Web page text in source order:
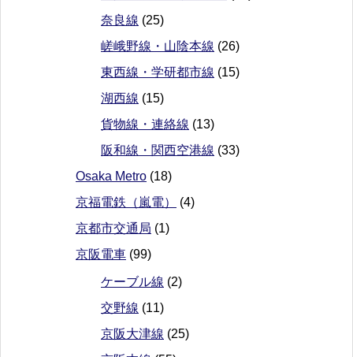
奈良線 (25)
嵯峨野線・山陰本線 (26)
東西線・学研都市線 (15)
湖西線 (15)
貨物線・連絡線 (13)
阪和線・関西空港線 (33)
Osaka Metro (18)
京福電鉄（嵐電）
(4)
京都市交通局 (1)
京阪電車 (99)
ケーブル線 (2)
交野線 (11)
京阪大津線 (25)